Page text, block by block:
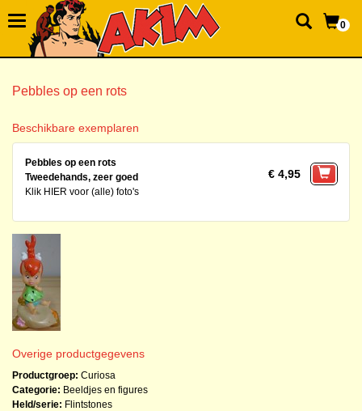
0
Pebbles op een rots
Beschikbare exemplaren
Pebbles op een rots
Tweedehands, zeer goed
Klik HIER voor (alle) foto's
€ 4,95
Overige productgegevens
Productgroep: Curiosa
Categorie: Beeldjes en figures
Held/serie: Flintstones